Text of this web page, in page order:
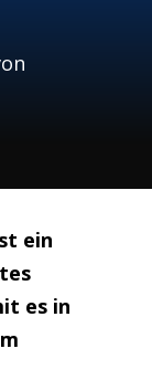
ein
es in